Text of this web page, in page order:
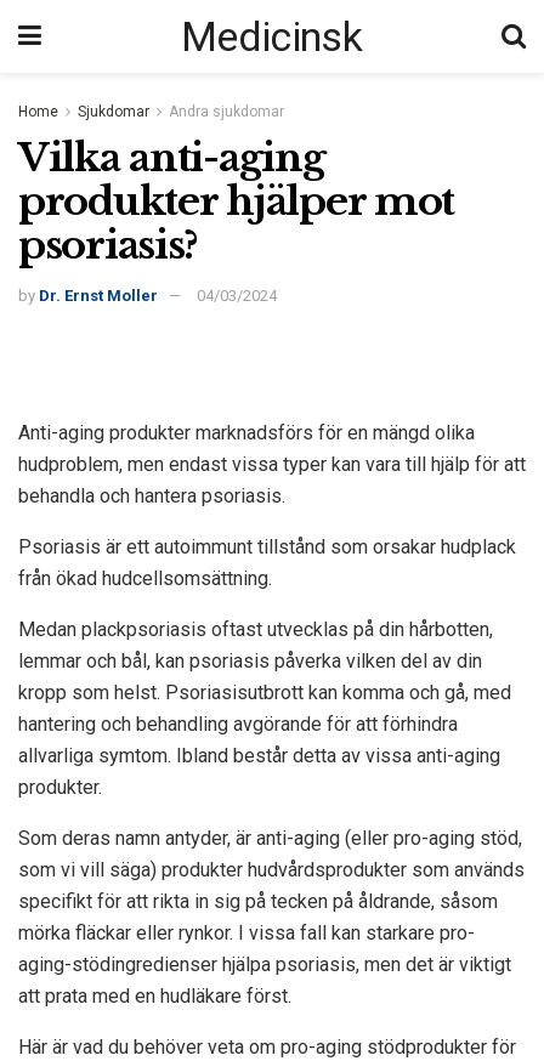
Medicinsk
Home Sjukdomar Andra sjukdomar
Vilka anti-aging
produkter hjälper mot
psoriasis?
by Dr. Ernst Moller 04/03/2024
Anti-aging produkter marknadsförs för en mängd olika
hudproblem, men endast vissa typer kan vara till hjälp för att
behandla och hantera psoriasis.
Psoriasis är ett autoimmunt tillstånd som orsakar hudplack
från ökad hudcellsomsättning.
Medan plackpsoriasis oftast utvecklas på din hårbotten,
lemmar och bål, kan psoriasis påverka vilken del av din
kropp som helst. Psoriasisutbrott kan komma och gå, med
hantering och behandling avgörande för att förhindra
allvarliga symtom. Ibland består detta av vissa anti-aging
produkter.
Som deras namn antyder, är anti-aging (eller pro-aging stöd,
som vi vill säga) produkter hudvårdsprodukter som används
specifikt för att rikta in sig på tecken på åldrande, såsom
mörka fläckar eller rynkor. I vissa fall kan starkare pro-
aging-stödingredienser hjälpa psoriasis, men det är viktigt
att prata med en hudläkare först.
Här är vad du behöver veta om pro-aging stödprodukter för